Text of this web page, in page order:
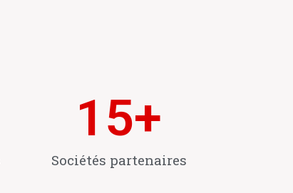
15+
Sociétés partenaires